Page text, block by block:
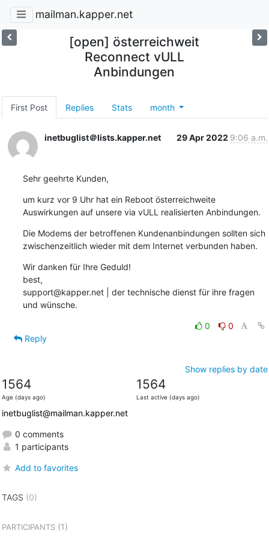
mailman.kapper.net
[open] österreichweit
Reconnect vULL
Anbindungen
First Post Replies Stats month
inetbuglist＠lists.kapper.net 29 Apr 2022 9:06 a.m.
Sehr geehrte Kunden,
um kurz vor 9 Uhr hat ein Reboot österreichweite
Auswirkungen auf unsere via vULL realisierten Anbindungen.
Die Modems der betroffenen Kundenanbindungen sollten sich
zwischenzeitlich wieder mit dem Internet verbunden haben.
Wir danken für Ihre Geduld!
best,
support@kapper.net | der technische dienst für ihre fragen
und wünsche.
0
0
Reply
Show replies by date
1564
Age (days ago)
1564
Last active (days ago)
inetbuglist@mailman.kapper.net
0 comments
1 participants
Add to favorites
TAGS (0)
PARTICIPANTS(1)